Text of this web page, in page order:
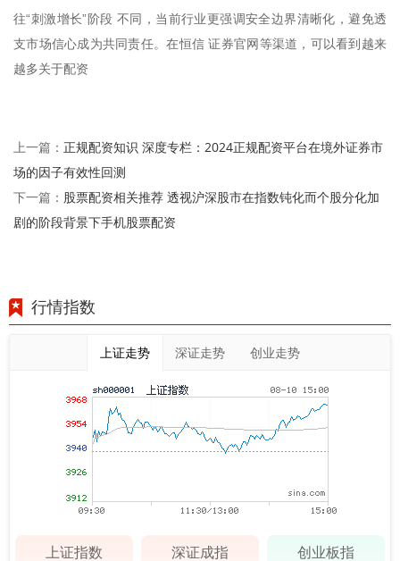
往“刺激增长”阶段 不同，当前行业更强调安全边界清晰化，避免透
支市场信心成为共同责任。在恒信 证券官网等渠道，可以看到越来
越多关于配资
上一篇： 正规配资知识 深度专栏：2024正规配资平台在境外证券市
场的因子有效性回测
下一篇： 股票配资相关推荐 透视沪深股市在指数钝化而个股分化加
剧的阶段背景下手机股票配资
行情指数
上证走势 深证走势 创业走势
上证指数 深证成指 创业板指